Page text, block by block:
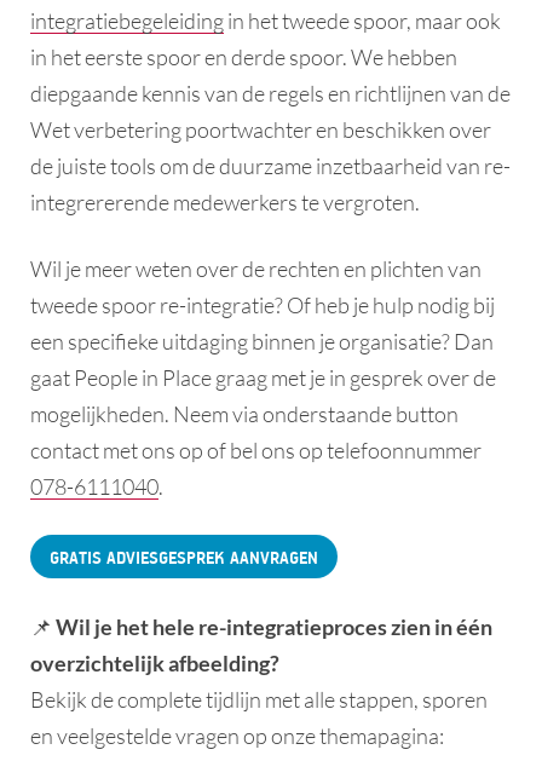
integratiebegeleidingin het tweede spoor, maar ook
in het eerste spoor en derde spoor. We hebben
diepgaande kennis van de regels en richtlijnen van de
Wet verbetering poortwachter en beschikken over
de juiste tools om de duurzame inzetbaarheid van re-
integrererende medewerkers te vergroten.
Wil je meer weten over de rechten en plichten van
tweede spoor re-integratie? Of heb je hulp nodig bij
een specifieke uitdaging binnen je organisatie? Dan
gaat People in Place graag met je in gesprek over de
mogelijkheden. Neem via onderstaande button
contact met ons op of bel ons op telefoonnummer
078-6111040.
GRATIS ADVIESGESPREK AANVRAGEN
📌 Wil je het hele re-integratieproces zien in één
overzichtelijk afbeelding?
Bekijk de complete tijdlijn met alle stappen, sporen
en veelgestelde vragen op onze themapagina: